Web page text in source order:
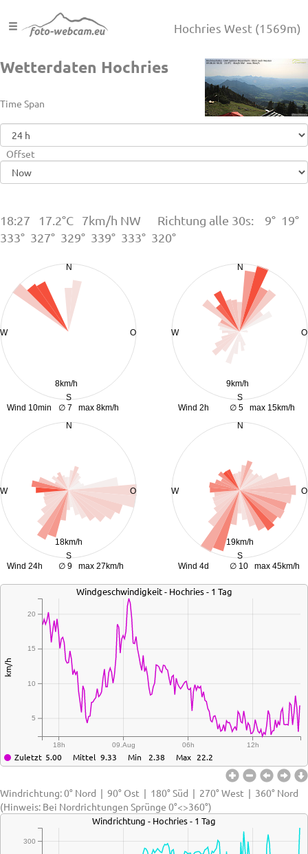
Hochries West (1569m)
Wetterdaten Hochries
Time Span
Offset
18:27 17.2°C 7km/h NW Richtung alle 30s: 9° 19°
333° 327° 329° 339° 333° 320°
Windgeschwindigkeit - Hochries - 1 Tag
18h 09.Aug 06h 12h
5
10
15
20
km/h
Zuletzt 5.00 Mittel 9.33 Min 2.38 Max 22.2
Windrichtung: 0° Nord | 90° Ost | 180° Süd | 270° West | 360° Nord
(Hinweis: Bei Nordrichtungen Sprünge 0°<>360°)
Windrichtung - Hochries - 1 Tag
300